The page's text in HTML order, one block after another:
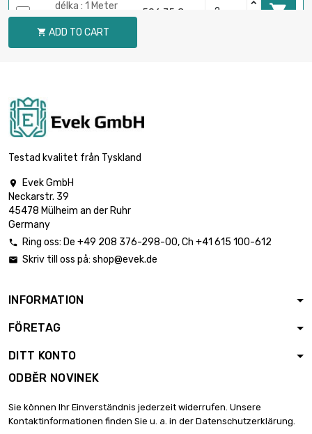
délka : 1 Meter
průměr : 30mm
506,75 € 
délka : 1 Meter
průměr : 45mm
délka : 1 Meter
délka : 1 Meter
průměr : 60mm
2 027,11 €
 ADD TO CART
Testad kvalitet från Tyskland

Evek GmbH
Neckarstr. 39
45478 Mülheim an der Ruhr
Germany
 Ring oss: De +49 208 376-298-00, Ch +41 615 100-612
 Skriv till oss på: shop@evek.de
INFORMATION
FÖRETAG
DITT KONTO
ODBĚR NOVINEK
Sie können Ihr Einverständnis jederzeit widerrufen. Unsere
Kontaktinformationen finden Sie u. a. in der Datenschutzerklärung.